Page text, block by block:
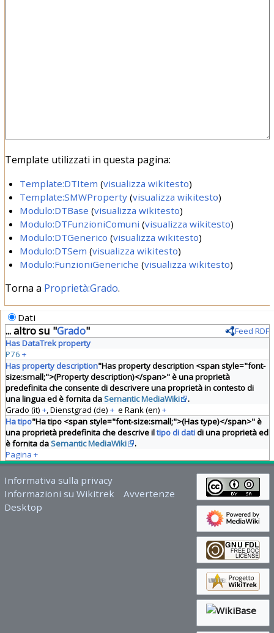
Template utilizzati in questa pagina:
Template:DTItem (visualizza wikitesto)
Template:SMWProperty (visualizza wikitesto)
Modulo:DTBase (visualizza wikitesto)
Modulo:DTFunzioniComuni (visualizza wikitesto)
Modulo:DTGenerico (visualizza wikitesto)
Modulo:DTSem (visualizza wikitesto)
Modulo:FunzioniGeneriche (visualizza wikitesto)
Torna a Proprietà:Grado.
Dati
... altro su "Grado"
Feed RDF
Has DataTrek property
P76 +
Has property description"Has property description <span style="font-
size:small;">(Property description)</span>" è una proprietà
predefinita che consente di descrivere una proprietà in contesto di
una lingua ed è fornita daSemantic MediaWiki
.
Grado (it) +,Dienstgrad (de) +e Rank (en) +
Ha tipo"Ha tipo <span style="font-size:small;">(Has type)</span>" è
una proprietà predefinita che descrive iltipo di datidi una proprietà ed
è fornita daSemantic MediaWiki
.
Pagina +
Informativa sulla privacy
Informazioni su Wikitrek
Avvertenze
Desktop